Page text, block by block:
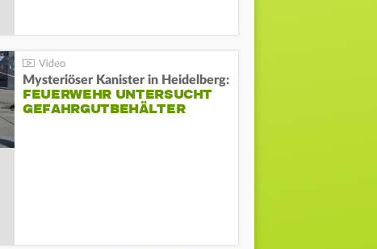
Mysteriöser Kanister in Heidelberg:
FEUERWEHR UNTERSUCHT
GEFAHRGUTBEHÄLTER